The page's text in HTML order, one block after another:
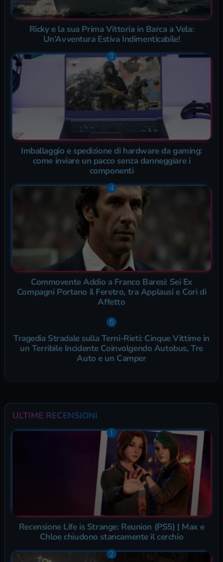
Ricky e la sua Prima Vittoria in Barca a Vela:
Un’Avventura Estiva Indimenticabile!
Imballaggio e spedizione di hardware da gaming:
come inviare un pacco senza danneggiare i
componenti
Commovente Addio a Franco Baresi: Sei Ex
Compagni Portano il Feretro, tra Applausi e Cori di
Affetto
Tragedia Stradale sulla Terni-Rieti: Cinque Vittime in
un Terribile Incidente Coinvolgendo Autobus, Tre
Auto e un Camper
ULTIME RECENSIONI
Recensione Life is Strange: Reunion (PS5) | Max e
Chloe chiudono stancamente il cerchio